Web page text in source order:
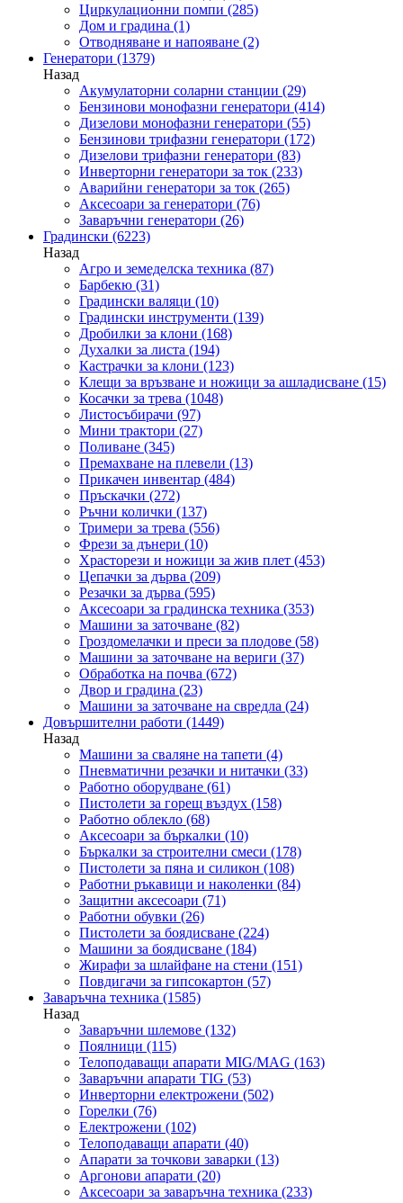
Циркулационни помпи (285)
Дом и градина (1)
Отводняване и напояване (2)
Генератори (1379)
Назад
Акумулаторни соларни станции (29)
Бензинови монофазни генератори (414)
Дизелови монофазни генератори (55)
Бензинови трифазни генератори (172)
Дизелови трифазни генератори (83)
Инверторни генератори за ток (233)
Аварийни генератори за ток (265)
Аксесоари за генератори (76)
Заваръчни генератори (26)
Градински (6223)
Назад
Агро и земеделска техника (87)
Барбекю (31)
Градински валяци (10)
Градински инструменти (139)
Дробилки за клони (168)
Духалки за листа (194)
Кастрачки за клони (123)
Клещи за връзване и ножици за ашладисване (15)
Косачки за трева (1048)
Листосъбирачи (97)
Мини трактори (27)
Поливане (345)
Премахване на плевели (13)
Прикачен инвентар (484)
Пръскачки (272)
Ръчни колички (137)
Тримери за трева (556)
Фрези за дънери (10)
Храсторези и ножици за жив плет (453)
Цепачки за дърва (209)
Резачки за дърва (595)
Аксесоари за градинска техника (353)
Машини за заточване (82)
Гроздомелачки и преси за плодове (58)
Машини за заточване на вериги (37)
Обработка на почва (672)
Двор и градина (23)
Машини за заточване на свредла (24)
Довършителни работи (1449)
Назад
Машини за сваляне на тапети (4)
Пневматични резачки и нитачки (33)
Работно оборудване (61)
Пистолети за горещ въздух (158)
Работно облекло (68)
Аксесоари за бъркалки (10)
Бъркалки за строителни смеси (178)
Пистолети за пяна и силикон (108)
Работни ръкавици и наколенки (84)
Защитни аксесоари (71)
Работни обувки (26)
Пистолети за боядисване (224)
Машини за боядисване (184)
Жирафи за шлайфане на стени (151)
Повдигачи за гипсокартон (57)
Заваръчна техника (1585)
Назад
Заваръчни шлемове (132)
Поялници (115)
Телоподаващи апарати MIG/MAG (163)
Заваръчни апарати TIG (53)
Инверторни електрожени (502)
Горелки (76)
Електрожени (102)
Телоподаващи апарати (40)
Апарати за точкови заварки (13)
Аргонови апарати (20)
Аксесоари за заваръчна техника (233)